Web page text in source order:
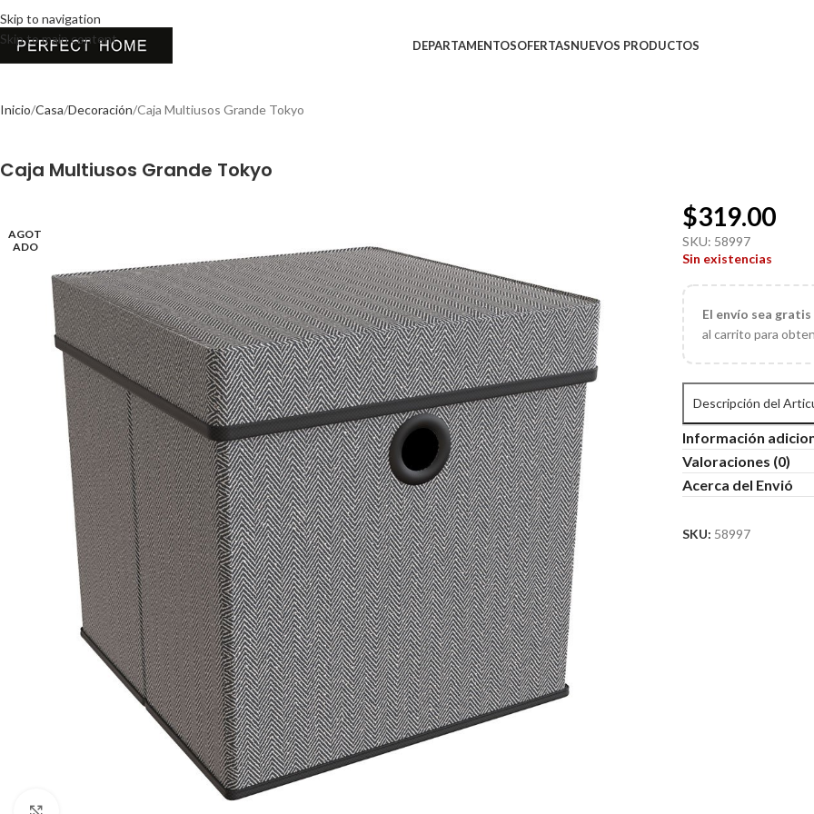
Skip to navigation
Skip to main content
DEPARTAMENTOSOFERTASNUEVOS PRODUCTOS
Inicio Casa Decoración Caja Multiusos Grande Tokyo
Caja Multiusos Grande Tokyo
AGOT
ADO
$319.00
SKU: 58997
Sin existencias
El envío sea
al carrito para
Descripción del
Información
Valoraciones (0)
Acerca del Envió
SKU: 58997